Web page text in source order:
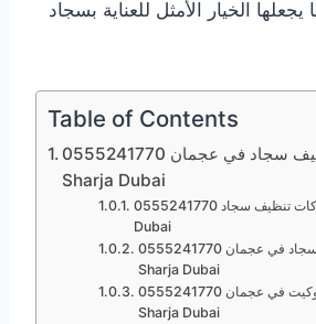
يجعلها الخيار الأمثل للعناية بسجاد
Table of Contents
افضل شركة تنظيف سجاد في عجمان 0555241770
Sharja Dubai
افضل شركات تنظيف سجاد 0555241770 Sharja
Dubai
شركة نظافة السجاد في عجمان 0555241770
Sharja Dubai
شركات تنظيف موكيت في عجمان 0555241770
Sharja Dubai